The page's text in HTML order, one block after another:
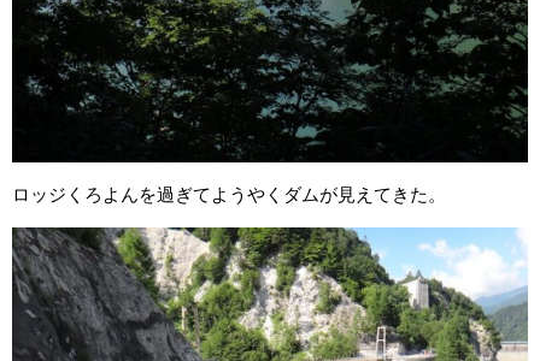
ロッジくろよんを過ぎてようやくダムが見えてきた。